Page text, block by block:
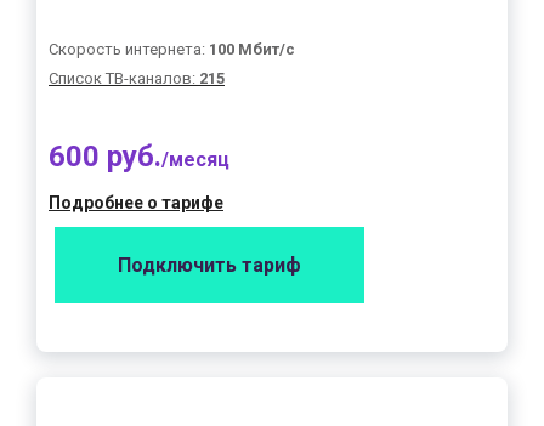
Скорость интернета: 100 Мбит/с
Список ТВ-каналов: 215
600 руб./месяц
Подробнее о тарифе
Подключить тариф